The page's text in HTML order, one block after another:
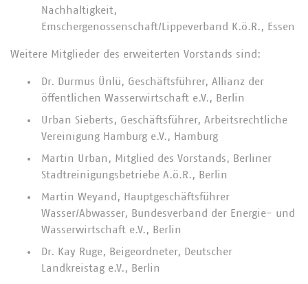
Nachhaltigkeit,
Emschergenossenschaft/Lippeverband K.ö.R., Essen
Weitere Mitglieder des erweiterten Vorstands sind:
Dr. Durmus Ünlü, Geschäftsführer, Allianz der
öffentlichen Wasserwirtschaft e.V., Berlin
Urban Sieberts, Geschäftsführer, Arbeitsrechtliche
Vereinigung Hamburg e.V., Hamburg
Martin Urban, Mitglied des Vorstands, Berliner
Stadtreinigungsbetriebe A.ö.R., Berlin
Martin Weyand, Hauptgeschäftsführer
Wasser/Abwasser, Bundesverband der Energie- und
Wasserwirtschaft e.V., Berlin
Dr. Kay Ruge, Beigeordneter, Deutscher
Landkreistag e.V., Berlin